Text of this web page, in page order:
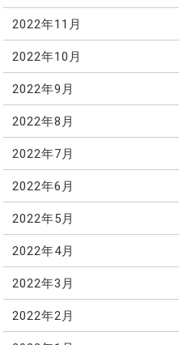
2022年11月
2022年10月
2022年9月
2022年8月
2022年7月
2022年6月
2022年5月
2022年4月
2022年3月
2022年2月